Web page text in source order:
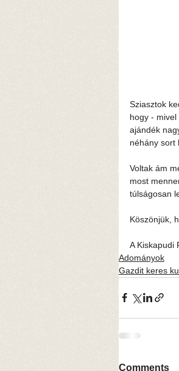
Sziasztok
hogy -
ajándék
néhány sort
Voltak ám
most
túlságosan
Köszönjük,
A Kiskapudi
Adományok
Gazdit keres
Comments